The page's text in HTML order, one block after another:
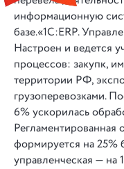
информационную
базе.«1С:ERP.
Настроен и ведется
процессов: закупк,
территории РФ,
грузоперевозками.
6% ускорилась
Регламентированная
формируется на 25%
управленческая — на